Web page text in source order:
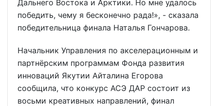
Дальнего Востока и Арктики. Но мне удалось
победить, чему я бесконечно рада!», - сказала
победительница финала Наталья Гончарова.
Начальник Управления по акселерационным и
партнёрским программам Фонда развития
инноваций Якутии Айталина Егорова
сообщила, что конкурс АСЭ ДАР состоит из
восьми креативных направлений, финал